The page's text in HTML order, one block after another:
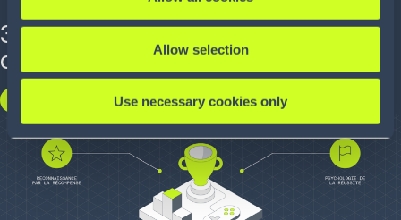
Allow selection
Use necessary cookies only
3 façons d'améliorer l'expérience
client
TÉLÉCHARGEZ-LE EN ANGLAIS